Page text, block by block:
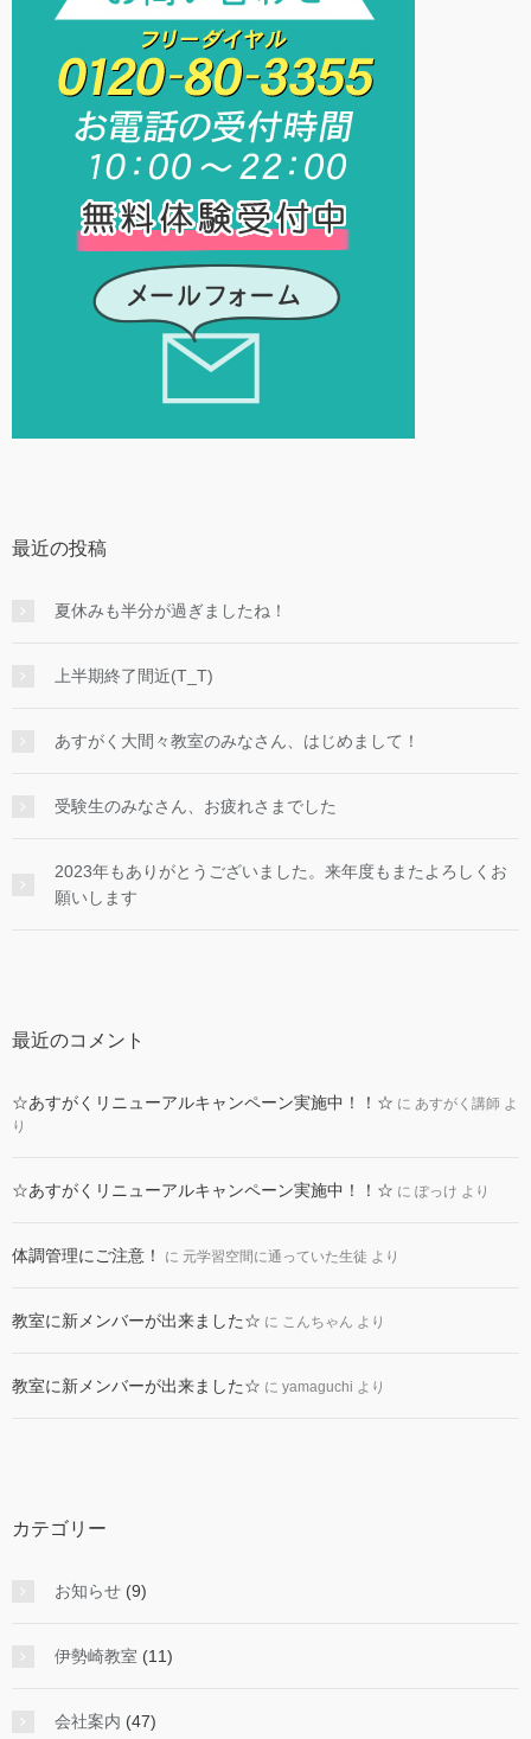
最近の投稿
夏休みも半分が過ぎましたね！
上半期終了間近(T_T)
あすがく大間々教室のみなさん、はじめまして！
受験生のみなさん、お疲れさまでした
2023年もありがとうございました。来年度もまたよろしくお
願いします
最近のコメント
☆あすがくリニューアルキャンペーン実施中！！☆ に あすがく講師 よ
り
☆あすがくリニューアルキャンペーン実施中！！☆ に ぽっけ より
体調管理にご注意！ に 元学習空間に通っていた生徒 より
教室に新メンバーが出来ました☆ に こんちゃん より
教室に新メンバーが出来ました☆ に yamaguchi より
カテゴリー
お知らせ (9)
伊勢崎教室 (11)
会社案内 (47)